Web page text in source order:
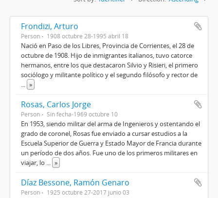
Frondizi, Arturo
Person 1908 octubre 28-1995 abril 18
Nació en Paso de los Libres, Provincia de Corrientes, el 28 de
octubre de 1908. Hijo de inmigrantes italianos, tuvo catorce
hermanos, entre los que destacaron Silvio y Risieri, el primero
sociólogo y militante político y el segundo filósofo y rector de
... »
Rosas, Carlos Jorge
Person Sin fecha-1969 octubre 10
En 1953, siendo militar del arma de Ingenieros y ostentando el
grado de coronel, Rosas fue enviado a cursar estudios a la
Escuela Superior de Guerra y Estado Mayor de Francia durante
un período de dos años. Fue uno de los primeros militares en
viajar, lo ... »
Díaz Bessone, Ramón Genaro
Person 1925 octubre 27-2017 junio 03